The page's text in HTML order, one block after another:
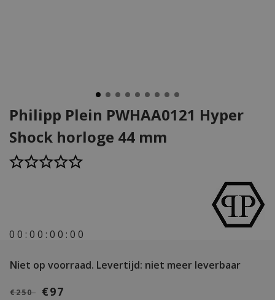
Philipp Plein PWHAA0121 Hyper
Shock horloge 44 mm
0 0 : 0 0 : 0 0 : 0 0
Niet op voorraad. Levertijd: niet meer leverbaar
€250 €97